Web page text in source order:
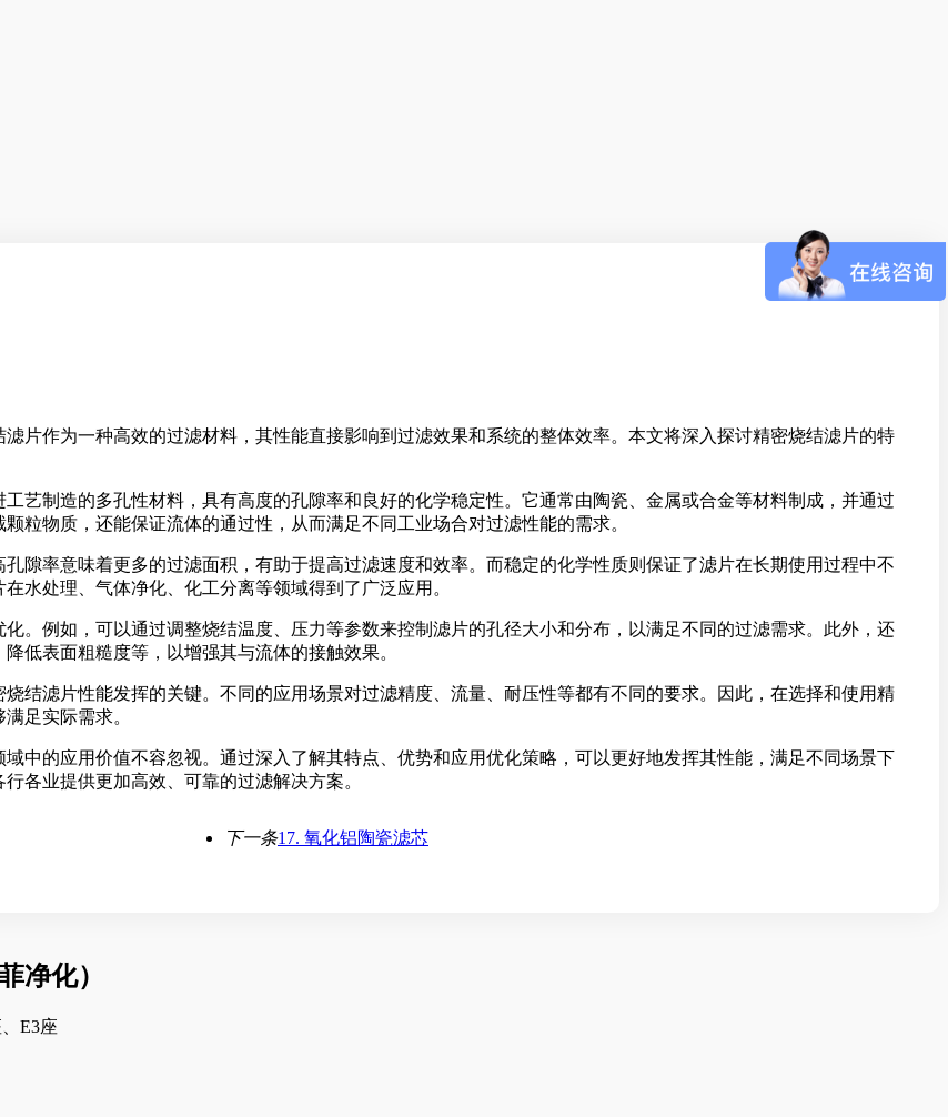
片作为一种高效的过滤材料，其性能直接影响到过滤效果和系统的整体效率。本文将深入探讨精密烧结滤片的特
艺制造的多孔性材料，具有高度的孔隙率和良好的化学稳定性。它通常由陶瓷、金属或合金等材料制成，并通过
粒物质，还能保证流体的通过性，从而满足不同工业场合对过滤性能的需求。
隙率意味着更多的过滤面积，有助于提高过滤速度和效率。而稳定的化学性质则保证了滤片在长期使用过程中不
水处理、气体净化、化工分离等领域得到了广泛应用。
。例如，可以通过调整烧结温度、压力等参数来控制滤片的孔径大小和分布，以满足不同的过滤需求。此外，还
低表面粗糙度等，以增强其与流体的接触效果。
结滤片性能发挥的关键。不同的应用场景对过滤精度、流量、耐压性等都有不同的要求。因此，在选择和使用精
足实际需求。
中的应用价值不容忽视。通过深入了解其特点、优势和应用优化策略，可以更好地发挥其性能，满足不同场景下
各业提供更加高效、可靠的过滤解决方案。
下一条17. 氧化铝陶瓷滤芯
净化）
E3座